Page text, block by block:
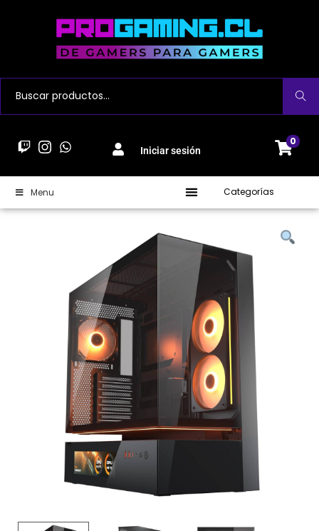
Buscar
Iniciar sesión
0
Menu Categorías